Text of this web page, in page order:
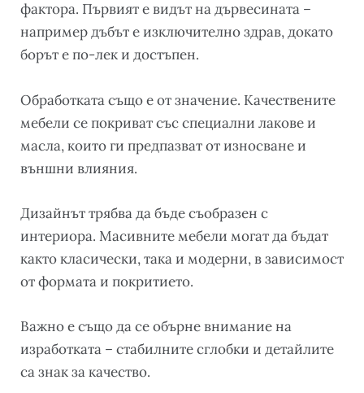
фактора. Първият е видът на дървесината –
например дъбът е изключително здрав, докато
борът е по-лек и достъпен.
Обработката също е от значение. Качествените
мебели се покриват със специални лакове и
масла, които ги предпазват от износване и
външни влияния.
Дизайнът трябва да бъде съобразен с
интериора. Масивните мебели могат да бъдат
както класически, така и модерни, в зависимост
от формата и покритието.
Важно е също да се обърне внимание на
изработката – стабилните сглобки и детайлите
са знак за качество.